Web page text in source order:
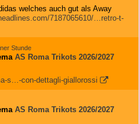
welches auch gut als Away
7187065610/…retro-t-
Stunde
AS Roma Trikots 2026/2027
s…-con-dettagli-giallorossi
AS Roma Trikots 2026/2027